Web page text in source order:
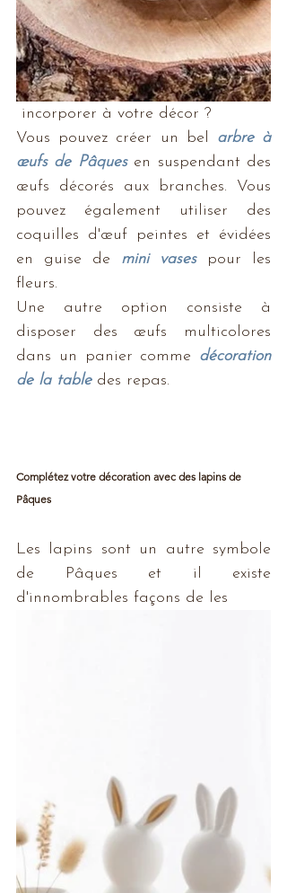
incorporer à votre décor ?
Vous pouvez créer un bel arbre à
œufs de Pâques en suspendant des
œufs décorés aux branches. Vous
pouvez également utiliser des
coquilles d'œuf peintes et évidées
en guise de mini vases pour les
fleurs.
Une autre option consiste à
disposer des œufs multicolores
dans un panier comme décoration
de la table des repas.
Complétez votre décoration avec des lapins de
Pâques
Les lapins sont un autre symbole
de Pâques et il existe
d'innombrables façons de les